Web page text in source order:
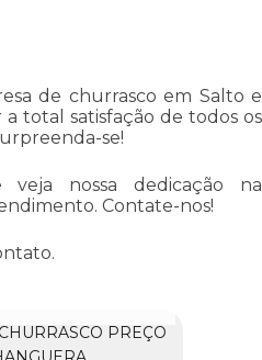
de churrasco em Salto e
total satisfação de todos os
se!
nossa dedicação na
Contate-nos!
PREÇO